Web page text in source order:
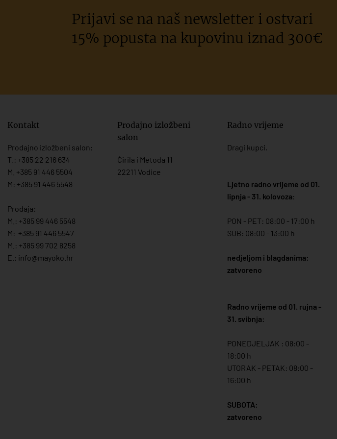
Prijavi se na naš newsletter i ostvari
15% popusta na kupovinu iznad 300€
Kontakt
Prodajno izložbeni salon:
T.: +385 22 216 634
M. +385 91 446 5504
M: +385 91 446 5548
Prodaja:
M.: +385 99 446 5548
M: +385 91 446 5547
M.: +385 99 702 8258
E.: info@mayoko. hr
Prodajno izložbeni
salon
Ćirila i Metoda 11
22211 Vodice
Radno vrijeme
Dragi kupci,
Ljetno radno vrijeme od 01.
lipnja - 31. kolovoza:
PON - PET: 08:00 - 17:00 h
SUB: 08:00 - 13:00 h
nedjeljom i blagdanima:
zatvoreno
Radno vrijeme od 01. rujna -
31. svibnja:
PONEDJELJAK : 08:00 -
18:00 h
UTORAK - PETAK: 08:00 -
16:00 h
SUBOTA:
zatvoreno